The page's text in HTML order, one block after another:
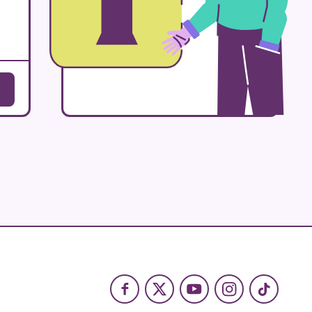
Facebook
X YoutubeInstagram
TikTok